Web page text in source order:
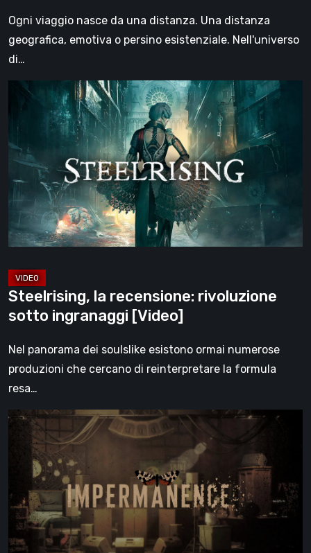
Ogni viaggio nasce da una distanza. Una distanza
geografica, emotiva o persino esistenziale. Nell'universo
di…
Steelrising,
recensione:
rivoluzione
sotto
ingranaggi
[Video]
Steelrising, la recensione: rivoluzione
sotto ingranaggi [Video]
Nel panorama dei soulslike esistono ormai numerose
produzioni che cercano di reinterpretare la formula
resa…
Impermanence:
costruire
santuario
nel
teatro